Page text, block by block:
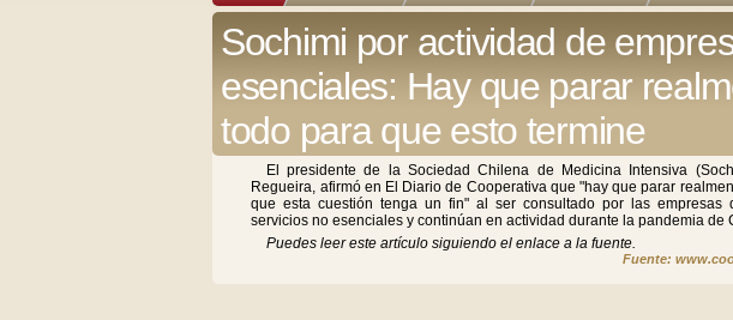
Sochimi por actividad de
esenciales: Hay que parar
todo para que esto termine
El presidente de la Sociedad Chilena de Medicina Intensiva
Regueira, afirmó en El Diario de Cooperativa que "hay que parar
que esta cuestión tenga un fin" al ser consultado por las empresas
servicios no esenciales y continúan en actividad durante la pandemia de
Puedes leer este artículo siguiendo el enlace a la fuente.
Fuente: